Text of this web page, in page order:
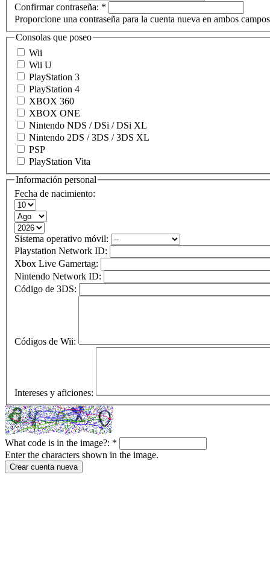
Confirmar contraseña: *
Proporcione una contraseña para la cuenta nueva en ambos
Consolas que poseo
Wii
Wii U
PlayStation 3
PlayStation 4
XBOX 360
XBOX ONE
Nintendo NDS / DSi / DSi XL
Nintendo 2DS / 3DS / 3DS XL
PSP
PlayStation Vita
Información personal
Fecha de nacimiento:
Sistema operativo móvil:
Playstation Network ID:
Xbox Live Gamertag:
Nintendo Network ID:
Código de 3DS:
Códigos de Wii:
Intereses y aficiones:
What code is in the image?: *
Enter the characters shown in the image.